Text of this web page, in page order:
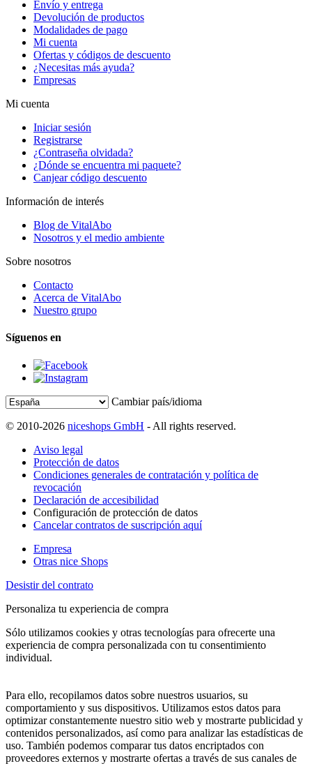
Envío y entrega
Devolución de productos
Modalidades de pago
Mi cuenta
Ofertas y códigos de descuento
¿Necesitas más ayuda?
Empresas
Mi cuenta
Iniciar sesión
Registrarse
¿Contraseña olvidada?
¿Dónde se encuentra mi paquete?
Canjear código descuento
Información de interés
Blog de VitalAbo
Nosotros y el medio ambiente
Sobre nosotros
Contacto
Acerca de VitalAbo
Nuestro grupo
Síguenos en
Cambiar país/idioma
© 2010-2026 niceshops GmbH - All rights reserved.
Aviso legal
Protección de datos
Condiciones generales de contratación y política de
revocación
Declaración de accesibilidad
Configuración de protección de datos
Cancelar contratos de suscripción aquí
Empresa
Otras nice Shops
Desistir del contrato
Personaliza tu experiencia de compra
Sólo utilizamos cookies y otras tecnologías para ofrecerte una
experiencia de compra personalizada con tu consentimiento
individual.
Para ello, recopilamos datos sobre nuestros usuarios, su
comportamiento y sus dispositivos. Utilizamos estos datos para
optimizar constantemente nuestro sitio web y mostrarte publicidad y
contenidos personalizados, así como para analizar las estadísticas de
uso. También podemos comparar tus datos encriptados con
proveedores externos y mostrarte ofertas a través de sus canales de